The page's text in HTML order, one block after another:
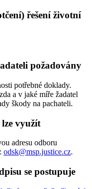
řešení životní
požadovány
potřebné doklady.
a v jaké míře žadatel
škody na pachateli.
využít
adresu odboru
odsk@msp.justice.cz.
se postupuje